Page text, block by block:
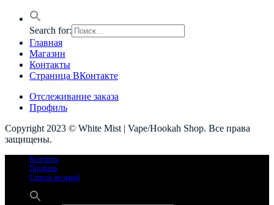
Search for:
Главная
Магазин
Контакты
Страница ВКонтакте
Отслеживание заказа
Профиль
Copyright 2023 © White Mist | Vape/Hookah Shop. Все права
защищены.
Контакты
Профиль
Список желаний